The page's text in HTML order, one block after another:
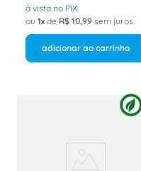
à vista no PIX
ou 1 de R$ 10,99 sem juros
adicionar ao carrinho